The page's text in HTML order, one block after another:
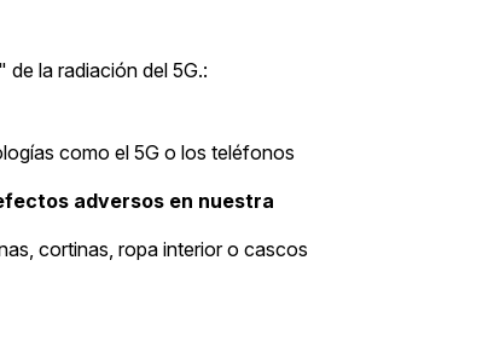
la radiación del 5G.:
como el 5G o los teléfonos
adversos en nuestra
cortinas, ropa interior o cascos